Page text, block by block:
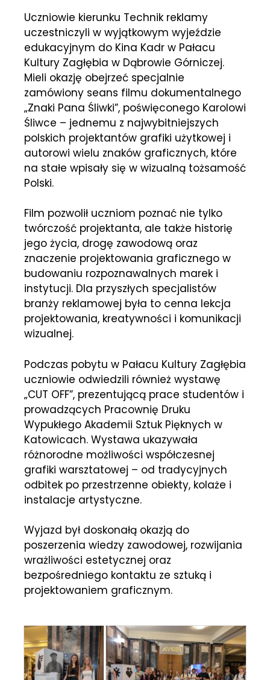
Uczniowie kierunku Technik reklamy
uczestniczyli w wyjątkowym wyjeździe
edukacyjnym do Kina Kadr w Pałacu
Kultury Zagłębia w Dąbrowie Górniczej.
Mieli okazję obejrzeć specjalnie
zamówiony seans filmu dokumentalnego
„Znaki Pana Śliwki”, poświęconego Karolowi
Śliwce – jednemu z najwybitniejszych
polskich projektantów grafiki użytkowej i
autorowi wielu znaków graficznych, które
na stałe wpisały się w wizualną tożsamość
Polski.
Film pozwolił uczniom poznać nie tylko
twórczość projektanta, ale także historię
jego życia, drogę zawodową oraz
znaczenie projektowania graficznego w
budowaniu rozpoznawalnych marek i
instytucji. Dla przyszłych specjalistów
branży reklamowej była to cenna lekcja
projektowania, kreatywności i komunikacji
wizualnej.
Podczas pobytu w Pałacu Kultury Zagłębia
uczniowie odwiedzili również wystawę
„CUT OFF”, prezentującą prace studentów i
prowadzących Pracownię Druku
Wypukłego Akademii Sztuk Pięknych w
Katowicach. Wystawa ukazywała
różnorodne możliwości współczesnej
grafiki warsztatowej – od tradycyjnych
odbitek po przestrzenne obiekty, kolaże i
instalacje artystyczne.
Wyjazd był doskonałą okazją do
poszerzenia wiedzy zawodowej, rozwijania
wrażliwości estetycznej oraz
bezpośredniego kontaktu ze sztuką i
projektowaniem graficznym.